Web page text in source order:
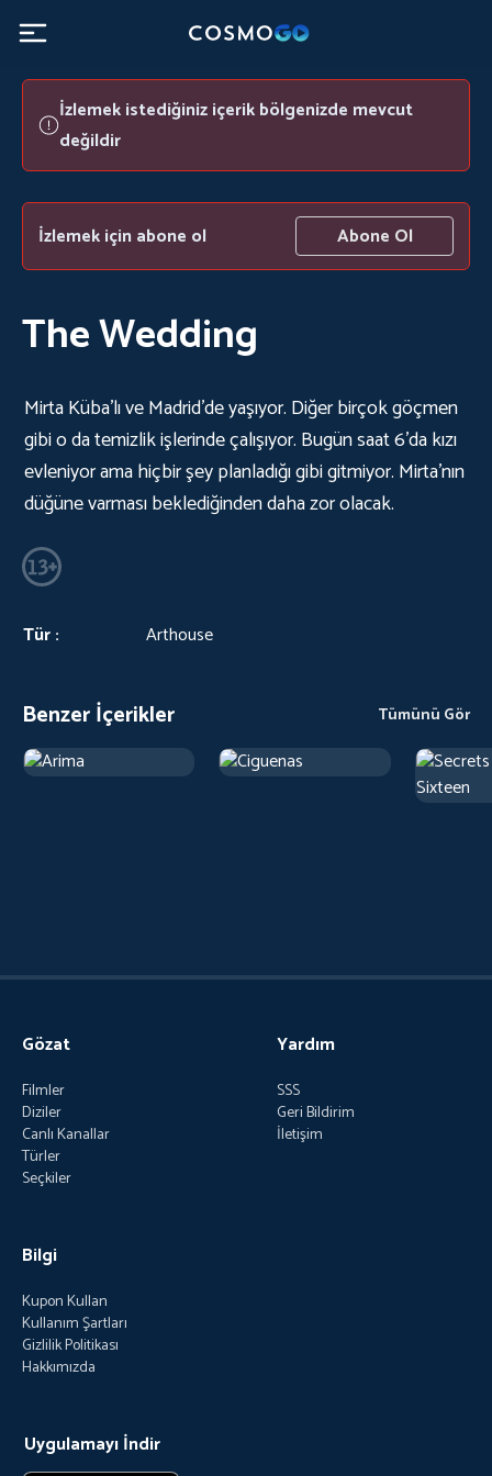
İzlemek istediğiniz içerik bölgenizde mevcut
değildir
İzlemek için abone ol Abone Ol
The Wedding
Mirta Küba'lı ve Madrid'de yaşıyor. Diğer birçok göçmen
gibi o da temizlik işlerinde çalışıyor. Bugün saat 6'da kızı
evleniyor ama hiçbir şey planladığı gibi gitmiyor. Mirta'nın
düğüne varması beklediğinden daha zor olacak.
Tür : Arthouse
Benzer İçerikler Tümünü Gör
Gözat
Filmler
Diziler
Canlı Kanallar
Türler
Seçkiler
Yardım
SSS
Geri Bildirim
İletişim
Bilgi
Kupon Kullan
Kullanım Şartları
Gizlilik Politikası
Hakkımızda
Uygulamayı İndir